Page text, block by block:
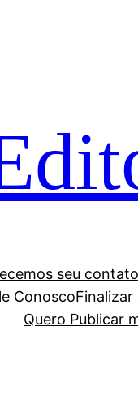
seu contato
ConoscoFinalizar
Quero Publicar